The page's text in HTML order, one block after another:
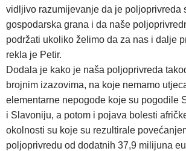
vidljivo razumijevanje da je poljoprivreda
gospodarska grana i da naše
podržati ukoliko želimo da za nas i dalje
rekla je Petir.
Dodala je kako je naša poljoprivreda
brojnim izazovima, na koje nemamo
elementarne nepogode koje su pogodile
i Slavoniju, a potom i pojava bolesti
okolnosti su koje su rezultirale
poljoprivredu od dodatnih 37,9 milijuna